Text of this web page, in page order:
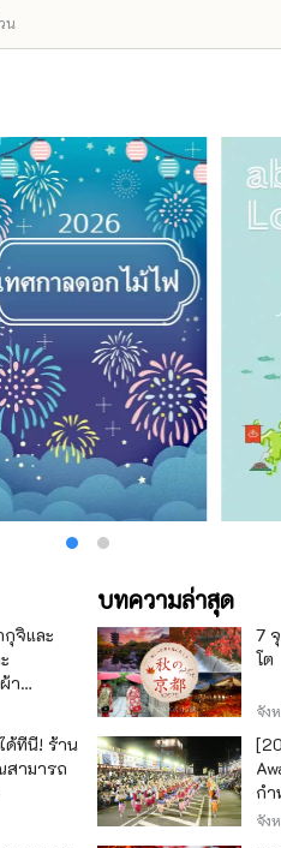
อสุขภาพ (จำกัด) https://
Osaka 530-0001 อีเมล:
น
กุจิและ
า
ชมวิว
ด้ที่นี่! ร้าน
ามารถ
บทความล่าสุด
7
โต
จัง
กำ
เพ
จัง